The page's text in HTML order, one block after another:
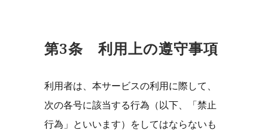
第3条 利用上の遵守事項
利用者は、本サービスの利用に際して、
次の各号に該当する行為（以下、「禁止
行為」といいます）をしてはならないも